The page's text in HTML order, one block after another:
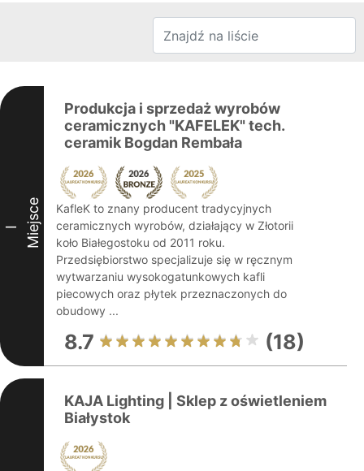
I Miejsce
Produkcja i sprzedaż wyrobów
ceramicznych "KAFELEK" tech.
ceramik Bogdan Rembała
KafleK to znany producent tradycyjnych
ceramicznych wyrobów, działający w Złotorii
koło Białegostoku od 2011 roku.
Przedsiębiorstwo specjalizuje się w ręcznym
wytwarzaniu wysokogatunkowych kafli
piecowych oraz płytek przeznaczonych do
obudowy ...
8.7 (18)
KAJA Lighting | Sklep z oświetleniem
Białystok